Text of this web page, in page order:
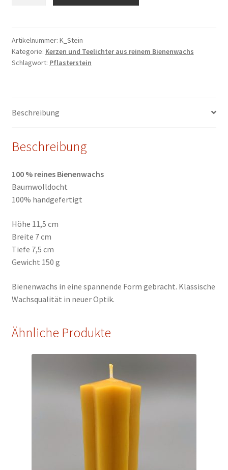
Artikelnummer: K_Stein
Kategorie: Kerzen und Teelichter aus reinem Bienenwachs
Schlagwort: Pflasterstein
Beschreibung
Beschreibung
100 % reines Bienenwachs
Baumwolldocht
100% handgefertigt
Höhe 11,5 cm
Breite 7 cm
Tiefe 7,5 cm
Gewicht 150 g
Bienenwachs in eine spannende Form gebracht. Klassische
Wachsqualität in neuer Optik.
Ähnliche Produkte